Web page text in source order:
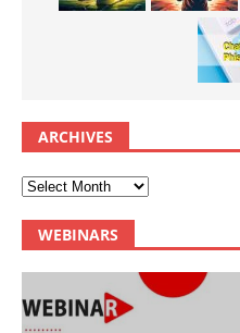
ARCHIVES
WEBINARS